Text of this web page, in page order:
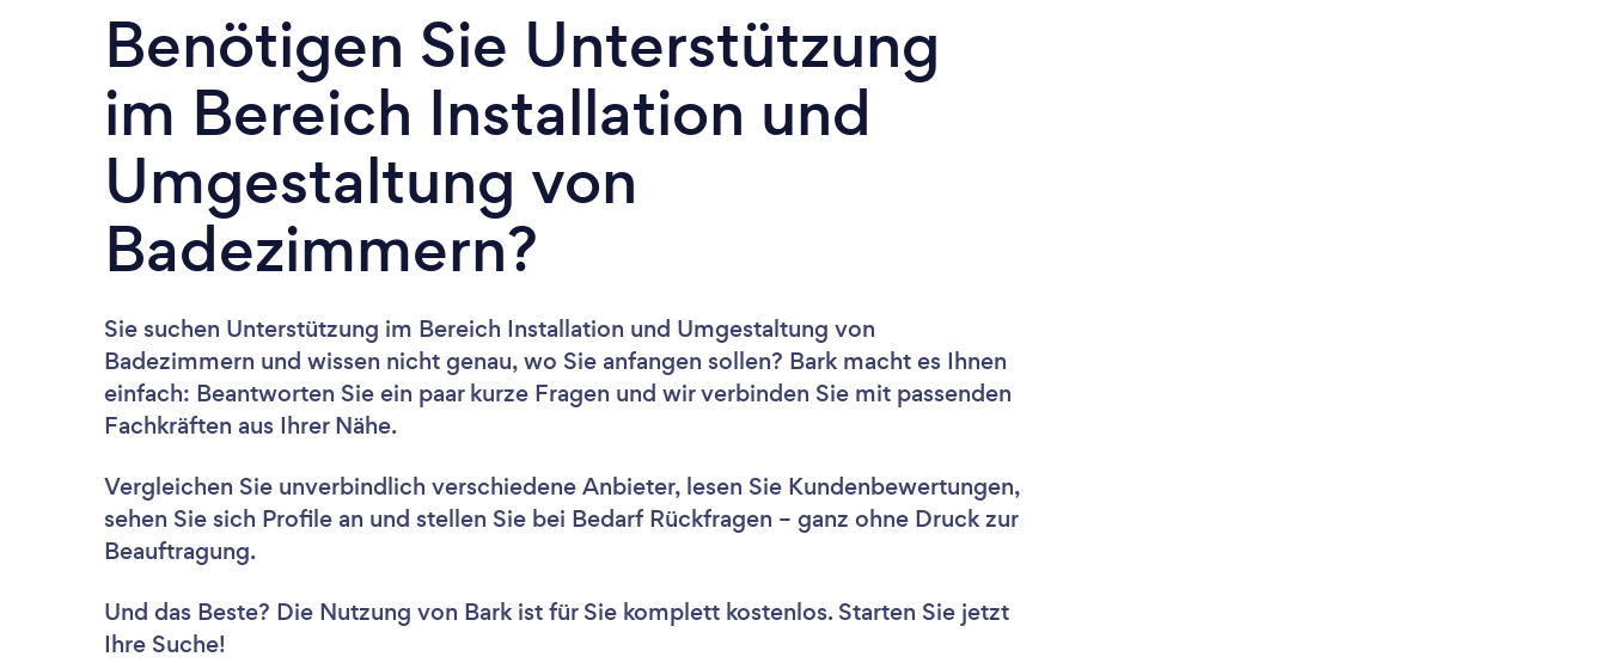
Benötigen Sie Unterstützung
im Bereich Installation und
Umgestaltung von
Badezimmern?
Sie suchen Unterstützung im Bereich Installation und Umgestaltung von
Badezimmern und wissen nicht genau, wo Sie anfangen sollen? Bark macht es Ihnen
einfach: Beantworten Sie ein paar kurze Fragen und wir verbinden Sie mit passenden
Fachkräften aus Ihrer Nähe.
Vergleichen Sie unverbindlich verschiedene Anbieter, lesen Sie Kundenbewertungen,
sehen Sie sich Profile an und stellen Sie bei Bedarf Rückfragen – ganz ohne Druck zur
Beauftragung.
Und das Beste? Die Nutzung von Bark ist für Sie komplett kostenlos. Starten Sie jetzt
Ihre Suche!